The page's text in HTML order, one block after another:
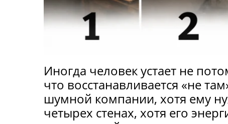
Иногда человек устает не
что восстанавливается «не
шумной компании, хотя ему
четырех стенах, хотя его